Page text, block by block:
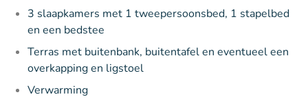
3 slaapkamers met 1 tweepersoonsbed, 1 stapelbed
en een bedstee
Terras met buitenbank, buitentafel en eventueel een
overkapping en ligstoel
Verwarming